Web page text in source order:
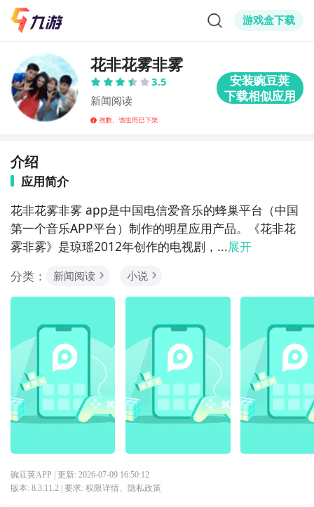
游戏盒下载
花非花雾非雾
3.5
新闻阅读
介绍
应用简介
花非花雾非雾 app是中国电信爱音乐的蜂巢平台（中国
第一个音乐APP平台）制作的明星应用产品。《花非花
雾非雾》是琼瑶2012年创作的电视剧，...展开
分类：
新闻阅读 小说
豌豆荚APP | 更新: 2026-07-09 16:50:12
版本: 8.3.11.2| 要求: 权限详情、 隐私政策